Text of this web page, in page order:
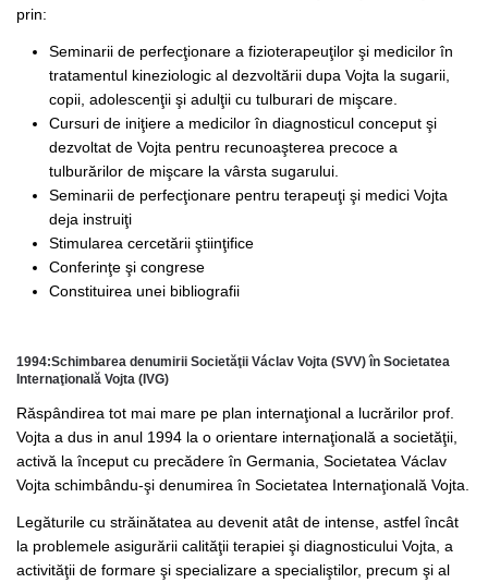
prin:
Seminarii de perfecţionare a fizioterapeuţilor şi medicilor în
tratamentul kineziologic al dezvoltării dupa Vojta la sugarii,
copii, adolescenţii şi adulţii cu tulburari de mişcare.
Cursuri de iniţiere a medicilor în diagnosticul conceput şi
dezvoltat de Vojta pentru recunoaşterea precoce a
tulburărilor de mişcare la vârsta sugarului.
Seminarii de perfecţionare pentru terapeuţi şi medici Vojta
deja instruiţi
Stimularea cercetării ştiinţifice
Conferinţe şi congrese
Constituirea unei bibliografii
1994:Schimbarea denumirii Societăţii Václav Vojta (SVV) în Societatea
Internaţională Vojta (IVG)
Răspândirea tot mai mare pe plan internaţional a lucrărilor prof.
Vojta a dus in anul 1994 la o orientare internaţională a societăţii,
activă la început cu precădere în Germania, Societatea Václav
Vojta schimbându-şi denumirea în Societatea Internaţională Vojta.
Legăturile cu străinătatea au devenit atât de intense, astfel încât
la problemele asigurării calităţii terapiei şi diagnosticului Vojta, a
activităţii de formare şi specializare a specialiştilor, precum şi al